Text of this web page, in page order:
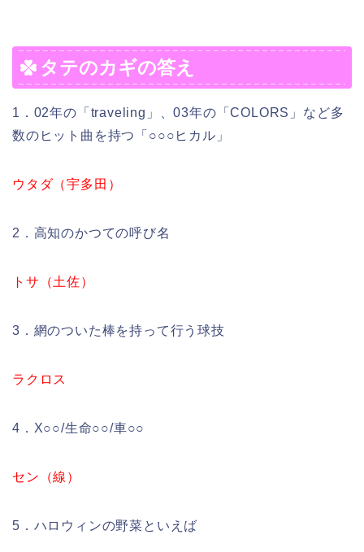
タテのカギの答え
1．02年の「traveling」、03年の「COLORS」など多
数のヒット曲を持つ「○○○ヒカル」
ウタダ（宇多田）
2．高知のかつての呼び名
トサ（土佐）
3．網のついた棒を持って行う球技
ラクロス
4．X○○/生命○○/車○○
セン（線）
5．ハロウィンの野菜といえば